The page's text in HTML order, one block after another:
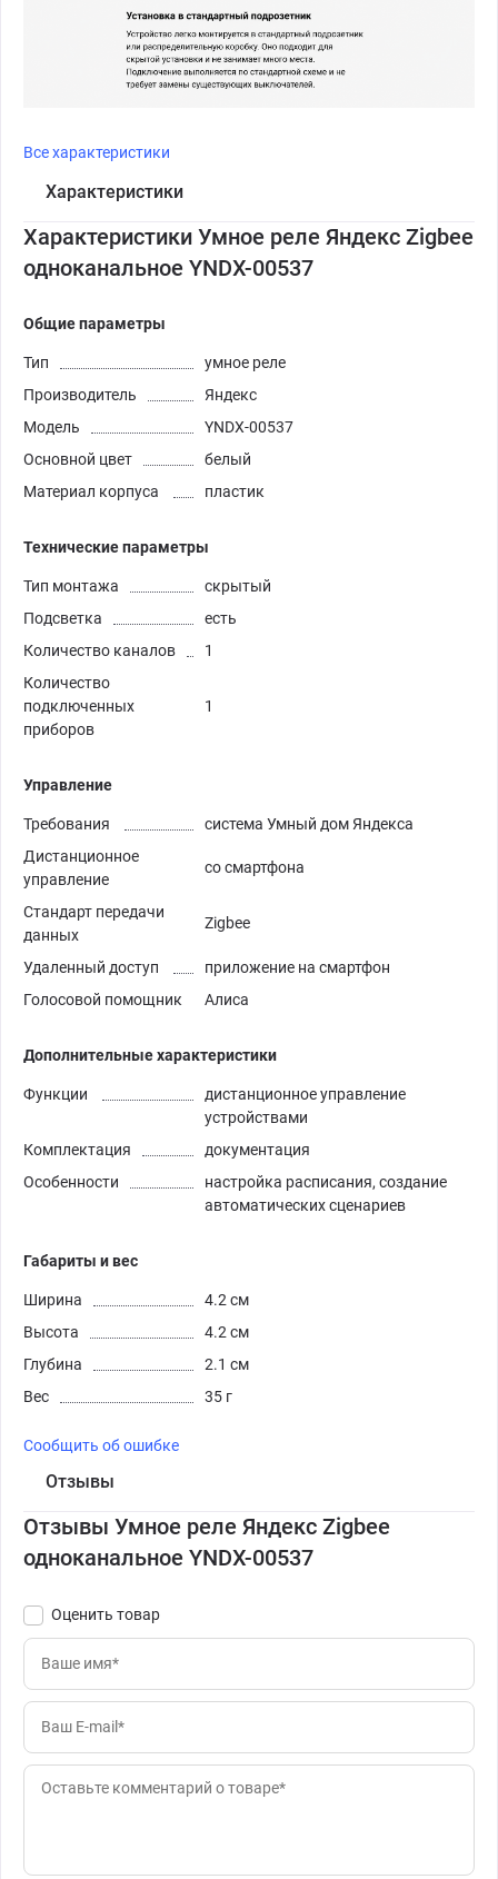
Все характеристики
Характеристики
Характеристики Умное реле Яндекс Zigbee
одноканальное YNDX-00537
Общие параметры
Тип
умное реле
Производитель
Яндекс
Модель
YNDX-00537
Основной цвет
белый
Материал корпуса
пластик
Технические параметры
Тип монтажа
скрытый
Подсветка
есть
Количество каналов
1
Количество
подключенных
приборов
1
Управление
Требования
система Умный дом Яндекса
Дистанционное
управление
со смартфона
Стандарт передачи
данных
Zigbee
Удаленный доступ
приложение на смартфон
Голосовой помощник
Алиса
Дополнительные характеристики
Функции
дистанционное управление
устройствами
Комплектация
документация
Особенности
настройка расписания, создание
автоматических сценариев
Габариты и вес
Ширина
4.2 см
Высота
4.2 см
Глубина
2.1 см
Вес
35 г
Сообщить об ошибке
Отзывы
Отзывы Умное реле Яндекс Zigbee
одноканальное YNDX-00537
Оценить товар